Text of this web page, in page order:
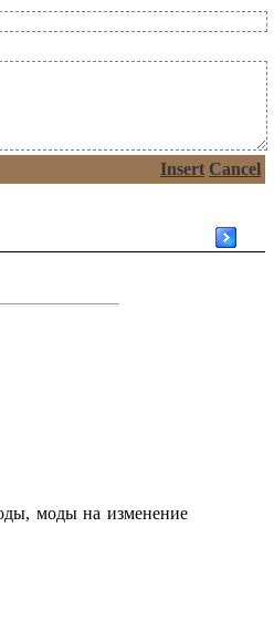
Insert Cancel
моды на изменение